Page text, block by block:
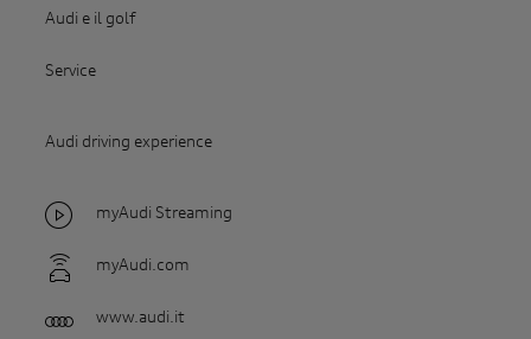
Audi e il golf
Service
Audi driving experience
myAudi Streaming
myAudi.com
www.audi.it